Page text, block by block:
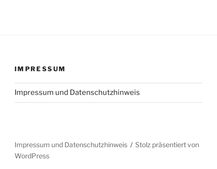
IMPRESSUM
Impressum und Datenschutzhinweis
Impressum und Datenschutzhinweis
Stolz präsentiert von
WordPress